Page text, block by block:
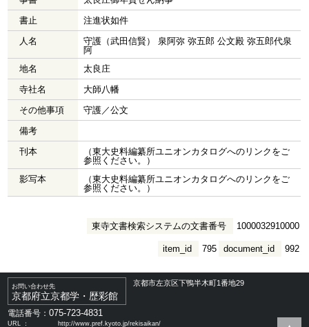
書止
注進状如件
人名
守護（武田信賢） 泉阿弥 弥五郎 公文殿 弥五郎代泉
阿
地名
太良庄
寺社名
大師八幡
その他事項
守護／公文
備考
刊本
（東大史料編纂所ユニオンカタログへのリンクをご
参照ください。）
影写本
（東大史料編纂所ユニオンカタログへのリンクをご
参照ください。）
東寺文書検索システムの文書番号 1000032910000
document_id 992
item_id 795
お問い合わせ先
京都府立京都学・歴彩館
京都市左京区下鴨半木町1番地29
電話番号：075-723-4831
URL ： http://www.pref.kyoto.jp/rekisaikan/